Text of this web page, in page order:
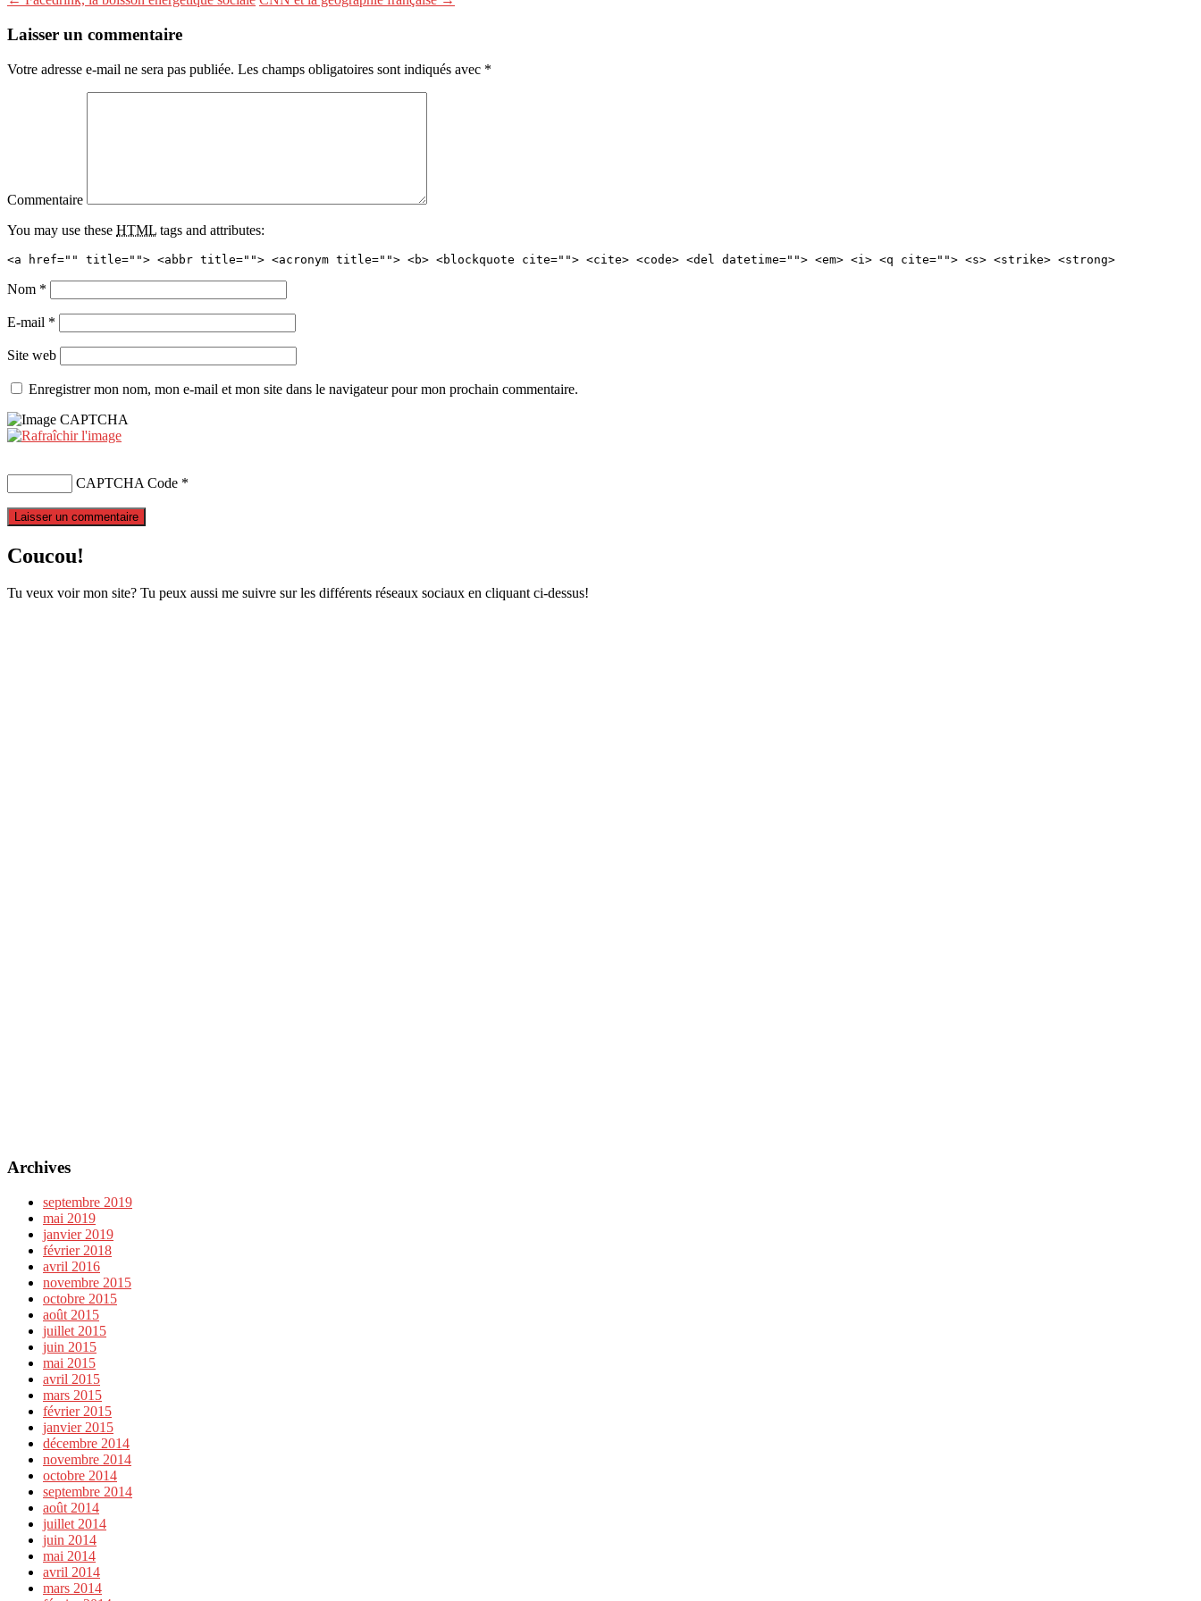
Laisser un commentaire
Votre adresse e-mail ne sera pas publiée. Les champs obligatoires sont indiqués avec *
Commentaire
You may use these HTML tags and attributes:
<a href="" title=""> <abbr title=""> <acronym title=""> <b> <blockquote cite=""> <cite> <code> <del datetime=""> <em> <i> <q cite=""> <s> <strike> <strong>
Nom *
E-mail *
Site web
Enregistrer mon nom, mon e-mail et mon site dans le navigateur pour mon prochain commentaire.
CAPTCHA Code *
Coucou!
Tu veux voir mon site? Tu peux aussi me suivre sur les différents réseaux sociaux en cliquant ci-dessus!
Archives
septembre 2019
mai 2019
janvier 2019
février 2018
avril 2016
novembre 2015
octobre 2015
août 2015
juillet 2015
juin 2015
mai 2015
avril 2015
mars 2015
février 2015
janvier 2015
décembre 2014
novembre 2014
octobre 2014
septembre 2014
août 2014
juillet 2014
juin 2014
mai 2014
avril 2014
mars 2014